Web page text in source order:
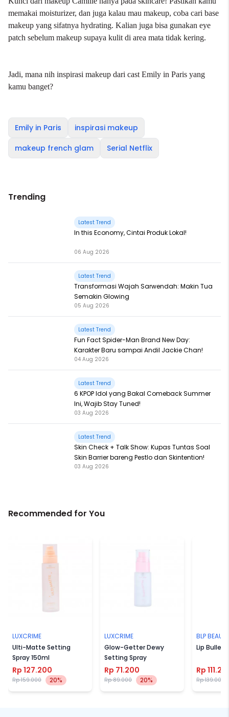
memakai moisturizer, dan juga kalau mau makeup, coba cari base
makeup yang sifatnya hydrating. Kalian juga bisa gunakan eye
patch sebelum makeup supaya kulit di area mata tidak kering.
Jadi, mana nih inspirasi makeup dari cast Emily in Paris yang
kamu banget?
Emily in Paris
inspirasi makeup
makeup french glam
Serial Netflix
Trending
Latest Trend
In this Economy, Cintai Produk Lokal!
06 Aug 2026
Latest Trend
Transformasi Wajah Sarwendah: Makin Tua
Semakin Glowing
05 Aug 2026
Latest Trend
Fun Fact Spider-Man Brand New Day:
Karakter Baru sampai Andil Jackie Chan!
04 Aug 2026
Latest Trend
6 KPOP Idol yang Bakal Comeback Summer
Ini, Wajib Stay Tuned!
03 Aug 2026
Latest Trend
Skin Check + Talk Show: Kupas Tuntas Soal
Skin Barrier bareng Pestlo dan Skintention!
03 Aug 2026
Recommended for You
LUXCRIME
Ulti-Matte Setting
Spray 150ml
Rp 127.200
Rp 159.000 20%
LUXCRIME
Glow-Getter Dewy
Setting Spray
Rp 71.200
Rp 89.000 20%
BLP
Lip Bullet
Rp
Rp 139.000